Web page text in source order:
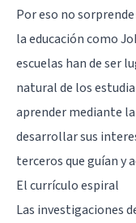
Por eso no
la educación como
escuelas han de ser
natural de los
aprender mediante
desarrollar sus
terceros que guían y
El currículo espiral
Las investigaciones